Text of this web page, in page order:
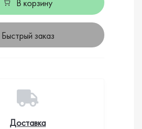
В корзину
Быстрый заказ
Доставка